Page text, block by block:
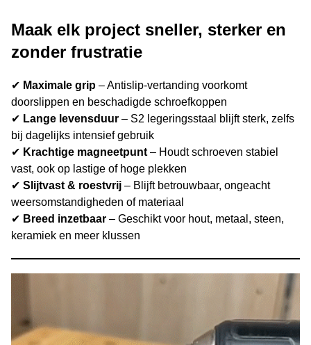
Maak elk project sneller, sterker en
zonder frustratie
✔ Maximale grip – Antislip-vertanding voorkomt
doorslippen en beschadigde schroefkoppen
✔ Lange levensduur – S2 legeringsstaal blijft sterk, zelfs
bij dagelijks intensief gebruik
✔ Krachtige magneetpunt – Houdt schroeven stabiel
vast, ook op lastige of hoge plekken
✔ Slijtvast & roestvrij – Blijft betrouwbaar, ongeacht
weersomstandigheden of materiaal
✔ Breed inzetbaar – Geschikt voor hout, metaal, steen,
keramiek en meer klussen